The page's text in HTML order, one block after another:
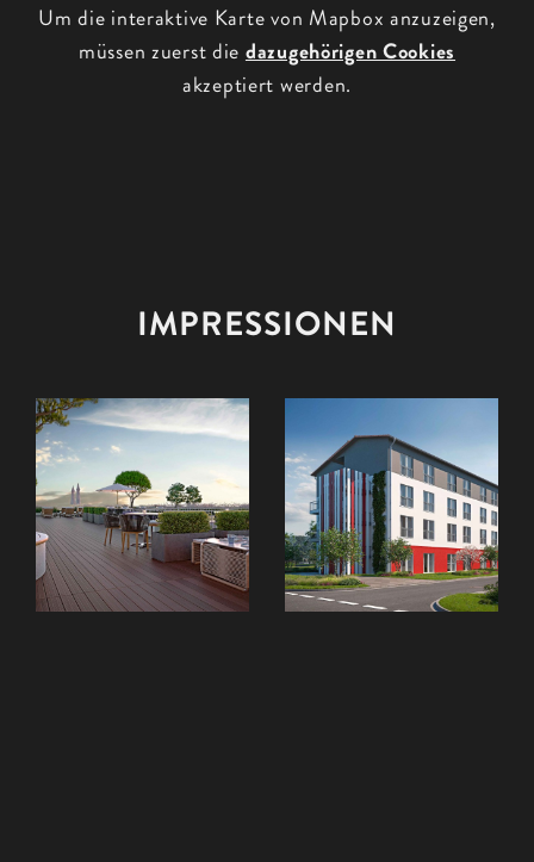
Um die interaktive Karte von Mapbox anzuzeigen,
müssen zuerst die dazugehörigen Cookies
akzeptiert werden.
IMPRESSIONEN